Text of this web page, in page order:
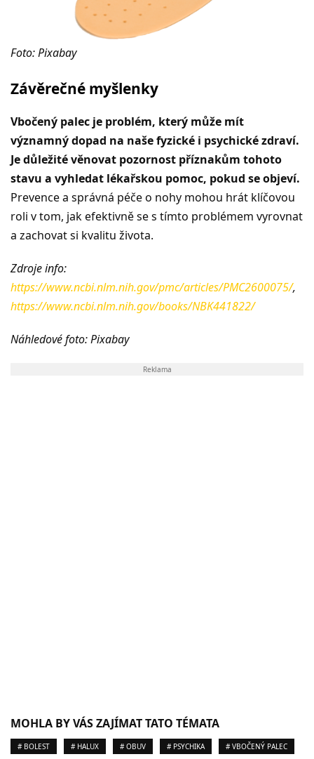
Foto: Pixabay
Závěrečné myšlenky
Vbočený palec je problém, který může mít
významný dopad na naše fyzické i psychické zdraví.
Je důležité věnovat pozornost příznakům tohoto
stavu a vyhledat lékařskou pomoc, pokud se objeví.
Prevence a správná péče o nohy mohou hrát klíčovou
roli v tom, jak efektivně se s tímto problémem vyrovnat
a zachovat si kvalitu života.
Zdroje info:
https://www.ncbi.nlm.nih.gov/pmc/articles/PMC2600075/,
https://www.ncbi.nlm.nih.gov/books/NBK441822/
Náhledové foto: Pixabay
Reklama
MOHLA BY VÁS ZAJÍMAT TATO TÉMATA
# BOLEST # HALUX # OBUV # PSYCHIKA # VBOČENÝ PALEC